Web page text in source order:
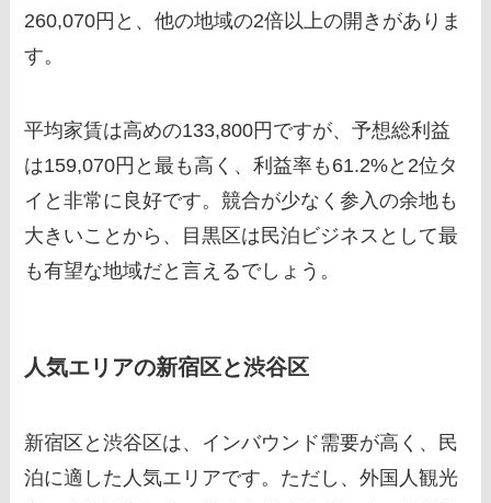
260,070円と、他の地域の2倍以上の開きがありま
す。
平均家賃は高めの133,800円ですが、予想総利益
は159,070円と最も高く、利益率も61.2%と2位タ
イと非常に良好です。競合が少なく参入の余地も
大きいことから、目黒区は民泊ビジネスとして最
も有望な地域だと言えるでしょう。
人気エリアの新宿区と渋谷区
新宿区と渋谷区は、インバウンド需要が高く、民
泊に適した人気エリアです。ただし、外国人観光